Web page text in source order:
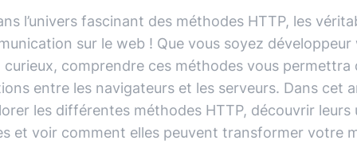
l’univers fascinant des méthodes HTTP, les
sur le web ! Que vous soyez développeur
curieux, comprendre ces méthodes vous permettra
entre les navigateurs et les serveurs. Dans cet
les différentes méthodes HTTP, découvrir leurs
et voir comment elles peuvent transformer votre